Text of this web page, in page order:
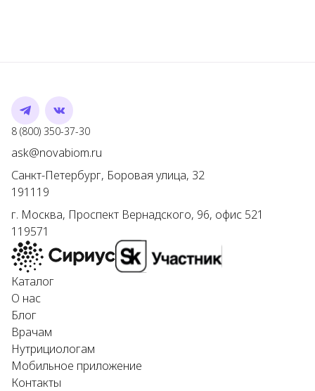
Telegram
VK
8 (800) 350-37-30Номер телефона
ask@novabiom.ru
Санкт-Петербург, Боровая улица, 32
191119
г. Москва, Проспект Вернадского, 96, офис 521
119571
Каталог
О нас
Блог
Врачам
Нутрициологам
Мобильное приложение
Контакты